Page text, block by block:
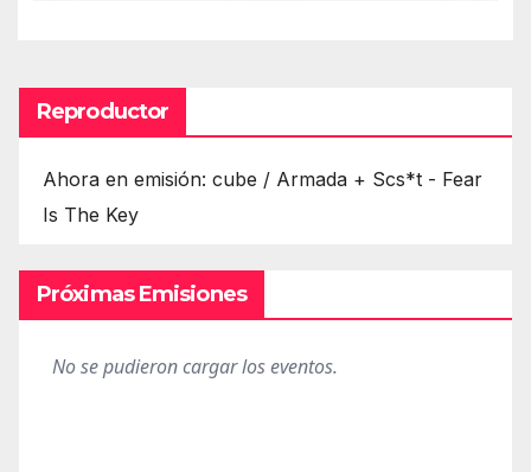
Reproductor
Ahora en emisión: cube / Armada + Scs*t - Fear
Is The Key
Próximas Emisiones